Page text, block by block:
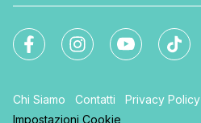
Chi Siamo Contatti Privacy Policy
Impostazioni Cookie